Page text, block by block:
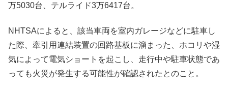
万5030台、テルライド3万6417台。
NHTSAによると、該当車両を室内ガレージなどに駐車し
た際、牽引用連結装置の回路基板に溜まった、ホコリや湿
気によって電気ショートを起こし、走行中や駐車状態であ
っても火災が発生する可能性が確認されたとのこと。